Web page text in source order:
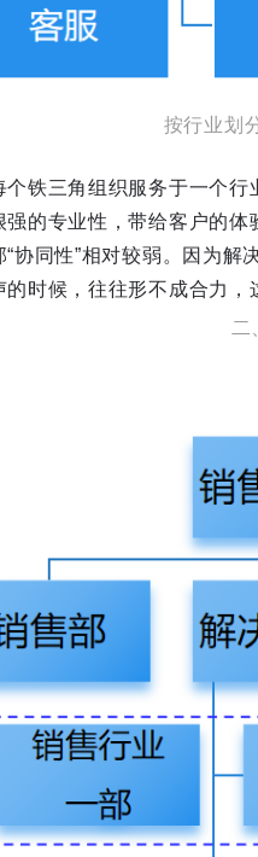
按行业划
铁三角组织服务于一个
强的专业性，带给客户的
协同性”相对较弱。因为
时候，往往形不成合力，
二